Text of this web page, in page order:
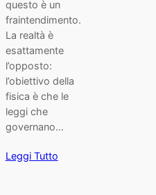
questo è un
fraintendimento.
La realtà è
esattamente
l’opposto:
l’obiettivo della
fisica è che le
leggi che
governano…
Leggi Tutto